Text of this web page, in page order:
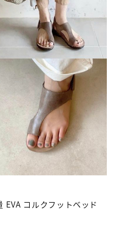
EVA コルクフットベッド